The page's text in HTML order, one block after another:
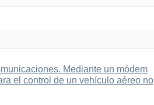
Mediante un módem
el control de un vehículo aéreo no